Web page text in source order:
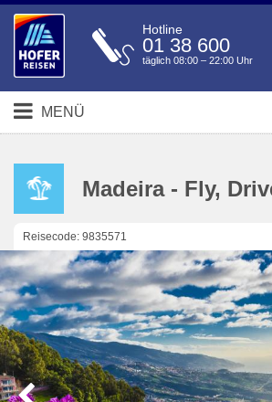
Hotline
01 38 600
täglich 08:00 – 22:00 Uhr
MENÜ
Madeira - Fly,
Reisecode: 9835571